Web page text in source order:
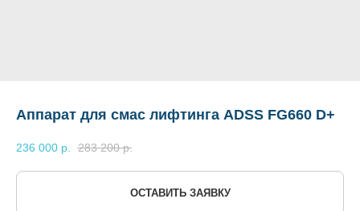
Аппарат для смас лифтинга ADSS FG660 D+
236 000 р. 283 200 р.
ОСТАВИТЬ ЗАЯВКУ